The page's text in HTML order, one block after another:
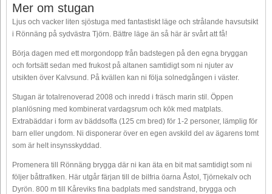
Mer om stugan
Ljus och vacker liten sjöstuga med fantastiskt läge och strålande havsutsikt
i Rönnäng på sydvästra Tjörn. Bättre läge än så här är svårt att få!
Börja dagen med ett morgondopp från badstegen på den egna bryggan
och fortsätt sedan med frukost på altanen samtidigt som ni njuter av
utsikten över Kalvsund. På kvällen kan ni följa solnedgången i väster.
Stugan är totalrenoverad 2008 och inredd i fräsch marin stil. Öppen
planlösning med kombinerat vardagsrum och kök med matplats.
Extrabäddar i form av bäddsoffa (125 cm bred) för 1-2 personer, lämplig för
barn eller ungdom. Ni disponerar över en egen avskild del av ägarens tomt
som är helt insynsskyddad.
Promenera till Rönnäng brygga där ni kan äta en bit mat samtidigt som ni
följer båttrafiken. Här utgår färjan till de bilfria öarna Åstol, Tjörnekalv och
Dyrön. 800 m till Kåreviks fina badplats med sandstrand, brygga och